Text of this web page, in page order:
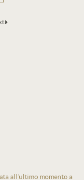
all'ultimo momento a